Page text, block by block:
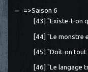
=>Saison 6
[43] "Existe-t-on
[44] "Le monstre
[45] "Doit-on tout
[46] "Le langage